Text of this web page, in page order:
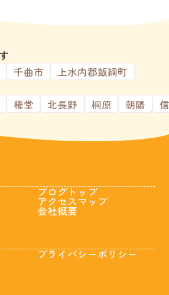
千曲市
上水内郡飯綱町
権堂 北長野 桐原 朝陽
ブログトップ
アクセスマップ
会社概要
プライバシーポリシー